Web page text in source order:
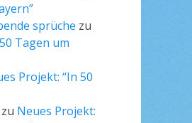
sprüche zu
Tagen um
Projekt: “In 50
zu Neues Projekt: